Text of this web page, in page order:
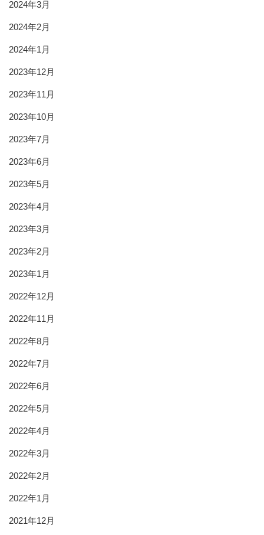
2024年3月
2024年2月
2024年1月
2023年12月
2023年11月
2023年10月
2023年7月
2023年6月
2023年5月
2023年4月
2023年3月
2023年2月
2023年1月
2022年12月
2022年11月
2022年8月
2022年7月
2022年6月
2022年5月
2022年4月
2022年3月
2022年2月
2022年1月
2021年12月